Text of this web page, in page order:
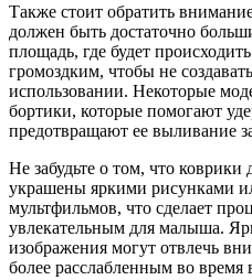
Также стоит обратить
должен быть достаточно
площадь, где будет
громоздким, чтобы не
использовании. Некоторые
бортики, которые помогают
предотвращают ее выливание
Не забудьте о том, что
украшены яркими рисунками
мультфильмов, что сделает
увлекательным для малыша.
изображения могут отвлечь
более расслабленным во